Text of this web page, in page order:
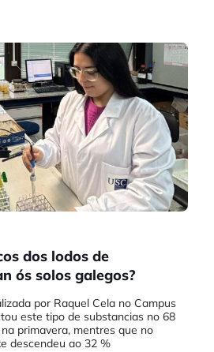
dos lodos de
ós solos galegos?
por Raquel Cela no Campus
este tipo de substancias no 68
primavera, mentres que no
descendeu ao 32 %